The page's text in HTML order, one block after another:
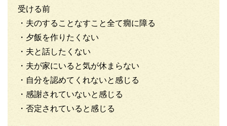
受ける前
・夫のすることなすこと全て癇に障る
・夕飯を作りたくない
・夫と話したくない
・夫が家にいると気が休まらない
・自分を認めてくれないと感じる
・感謝されていないと感じる
・否定されていると感じる